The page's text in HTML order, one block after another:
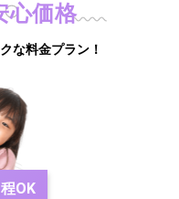
心価格
な料金プラン！
OK